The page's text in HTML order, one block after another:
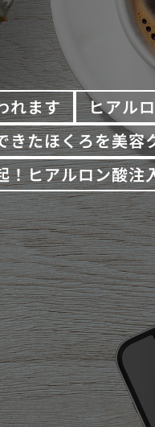
れます
ヒアル
きたほくろを美容
！ヒアルロン酸注